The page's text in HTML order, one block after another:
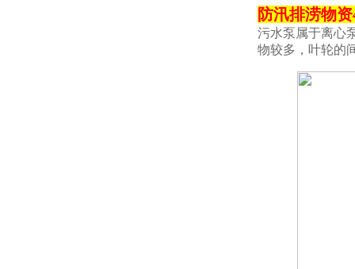
防汛排涝物
污水泵属于离心
物较多，叶轮的